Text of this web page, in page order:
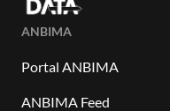
ANBIMA
Portal ANBIMA
ANBIMA Feed